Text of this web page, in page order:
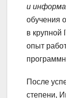
и
обучения
в крупной
опыт
После
степени,